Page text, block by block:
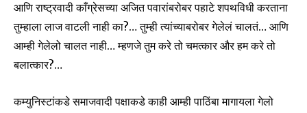
आणि राष्ट्रवादी काँग्रेसच्या अजित पवारांबरोबर पहाटे शपथविधी करताना
तुम्हाला लाज वाटली नाही का?… तुम्ही त्यांच्याबरोबर गेलेलं चालतं… आणि
आम्ही गेलेलो चालत नाही… म्हणजे तुम करे तो चमत्कार और हम करे तो
बलात्कार?…
कम्युनिस्टांकडे समाजवादी पक्षाकडे काही आम्ही पाठिंबा मागायला गेलो